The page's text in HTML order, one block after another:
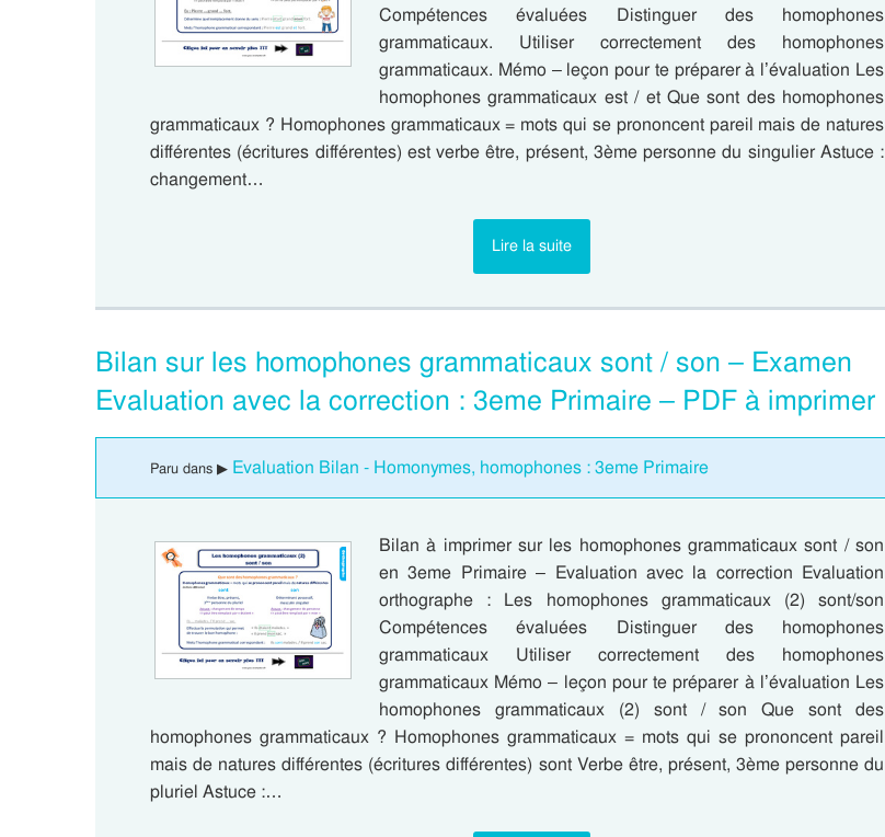
Compétences évaluées Distinguer des homophones
grammaticaux. Utiliser correctement des homophones
grammaticaux. Mémo – leçon pour te préparer à l’évaluation Les
homophones grammaticaux est / et Que sont des homophones
grammaticaux ? Homophones grammaticaux = mots qui se prononcent pareil mais de natures
différentes (écritures différentes) est verbe être, présent, 3ème personne du singulier Astuce :
changement…
Lire la suite
Bilan sur les homophones grammaticaux sont / son – Examen
Evaluation avec la correction : 3eme Primaire – PDF à imprimer
Paru dans ▶ Evaluation Bilan - Homonymes, homophones : 3eme Primaire
Bilan à imprimer sur les homophones grammaticaux sont / son
en 3eme Primaire – Evaluation avec la correction Evaluation
orthographe : Les homophones grammaticaux (2) sont/son
Compétences évaluées Distinguer des homophones
grammaticaux Utiliser correctement des homophones
grammaticaux Mémo – leçon pour te préparer à l’évaluation Les
homophones grammaticaux (2) sont / son Que sont des
homophones grammaticaux ? Homophones grammaticaux = mots qui se prononcent pareil
mais de natures différentes (écritures différentes) sont Verbe être, présent, 3ème personne du
pluriel Astuce :…